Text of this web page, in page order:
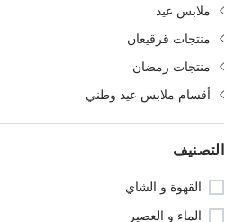
ملابس عيد
منتجات قرقيعان
منتجات رمضان
أقسام ملابس عيد وطني
التصنيف
القهوة و الشاي
الماء و العصير